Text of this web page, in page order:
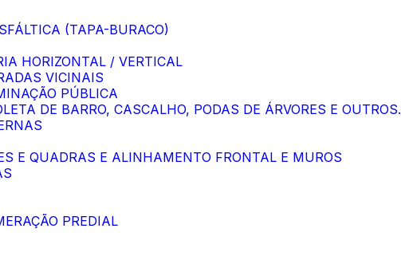
(TAPA-BURACO)
HORIZONTAL / VERTICAL
VICINAIS
PÚBLICA
DE BARRO, CASCALHO, PODAS DE ÁRVORES E OUTROS.
E QUADRAS E ALINHAMENTO FRONTAL E MUROS
PREDIAL